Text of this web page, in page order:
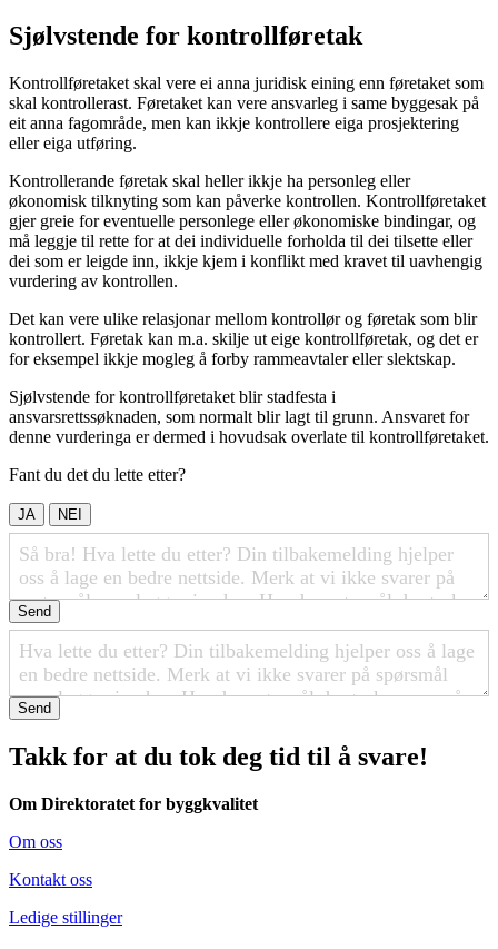
Sjølvstende for kontrollføretak
Kontrollføretaket skal vere ei anna juridisk eining enn føretaket som
skal kontrollerast. Føretaket kan vere ansvarleg i same byggesak på
eit anna fagområde, men kan ikkje kontrollere eiga prosjektering
eller eiga utføring.
Kontrollerande føretak skal heller ikkje ha personleg eller
økonomisk tilknyting som kan påverke kontrollen. Kontrollføretaket
gjer greie for eventuelle personlege eller økonomiske bindingar, og
må leggje til rette for at dei individuelle forholda til dei tilsette eller
dei som er leigde inn, ikkje kjem i konflikt med kravet til uavhengig
vurdering av kontrollen.
Det kan vere ulike relasjonar mellom kontrollør og føretak som blir
kontrollert. Føretak kan m.a. skilje ut eige kontrollføretak, og det er
for eksempel ikkje mogleg å forby rammeavtaler eller slektskap.
Sjølvstende for kontrollføretaket blir stadfesta i
ansvarsrettssøknaden, som normalt blir lagt til grunn. Ansvaret for
denne vurderinga er dermed i hovudsak overlate til kontrollføretaket.
Fant du det du lette etter?
JA NEI
Send
Send
Takk for at du tok deg tid til å svare!
Om Direktoratet for byggkvalitet
Om oss
Kontakt oss
Ledige stillinger